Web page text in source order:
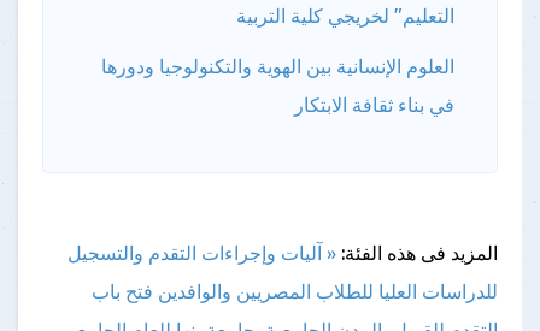
التعليم" لخريجي كلية التربية
العلوم الإنسانية بين الهوية والتكنولوجيا ودورها
في بناء ثقافة الابتكار
المزيد فى هذه الفئة: « آليات وإجراءات التقدم والتسجيل
للدراسات العليا للطلاب المصريين والوافدين فتح باب